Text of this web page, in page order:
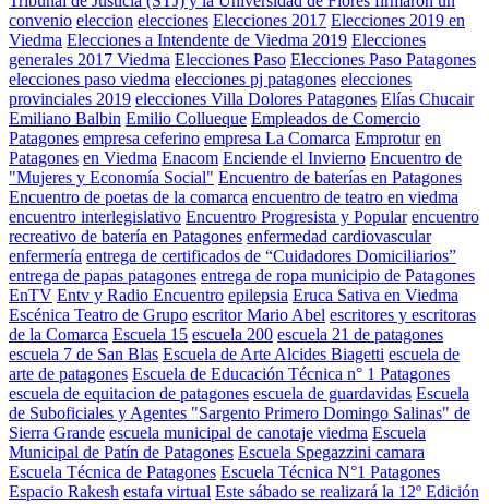
convenio eleccion elecciones Elecciones 2017 Elecciones 2019 en
Viedma Elecciones a Intendente de Viedma 2019 Elecciones
generales 2017 Viedma Elecciones Paso Elecciones Paso Patagones
elecciones paso viedma elecciones pj patagones elecciones
provinciales 2019 elecciones Villa Dolores Patagones Elías Chucair
Emiliano Balbin Emilio Collueque Empleados de Comercio
Patagones empresa ceferino empresa La Comarca Emprotur en
Patagones en Viedma Enacom Enciende el Invierno Encuentro de
"Mujeres y Economía Social" Encuentro de baterías en Patagones
Encuentro de poetas de la comarca encuentro de teatro en viedma
encuentro interlegislativo Encuentro Progresista y Popular encuentro
recreativo de batería en Patagones enfermedad cardiovascular
enfermería entrega de certificados de “Cuidadores Domiciliarios”
entrega de papas patagones entrega de ropa municipio de Patagones
EnTV Entv y Radio Encuentro epilepsia Eruca Sativa en Viedma
Escénica Teatro de Grupo escritor Mario Abel escritores y escritoras
de la Comarca Escuela 15 escuela 200 escuela 21 de patagones
escuela 7 de San Blas Escuela de Arte Alcides Biagetti escuela de
arte de patagones Escuela de Educación Técnica n° 1 Patagones
escuela de equitacion de patagones escuela de guardavidas Escuela
de Suboficiales y Agentes "Sargento Primero Domingo Salinas" de
Sierra Grande escuela municipal de canotaje viedma Escuela
Municipal de Patín de Patagones Escuela Spegazzini camara
Escuela Técnica de Patagones Escuela Técnica N°1 Patagones
Espacio Rakesh estafa virtual Este sábado se realizará la 12º Edición